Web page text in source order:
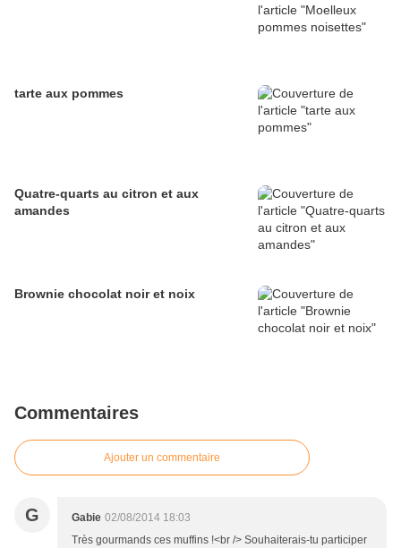
tarte aux pommes
Quatre-quarts au citron et aux
amandes
Brownie chocolat noir et noix
Commentaires
Ajouter un commentaire
G Gabie 02/08/2014 18:03
Très gourmands ces muffins !<br /> Souhaiterais-tu participer